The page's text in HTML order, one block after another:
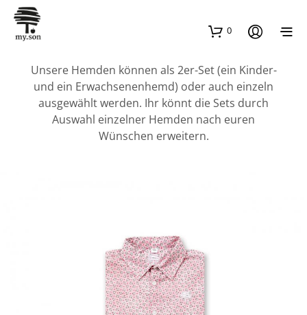
0
Unsere Hemden können als 2er-Set (ein Kinder-
und ein Erwachsenenhemd) oder auch einzeln
ausgewählt werden. Ihr könnt die Sets durch
Auswahl einzelner Hemden nach euren
Wünschen erweitern.